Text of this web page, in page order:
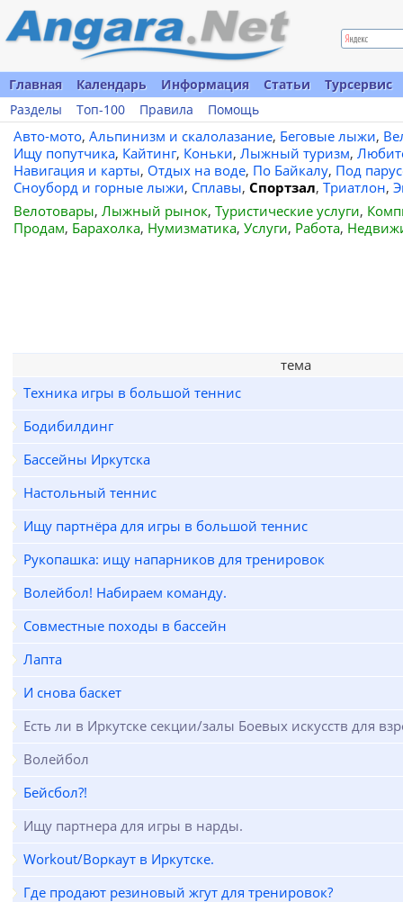
Главная Календарь Информация Статьи
Турсервис
Разделы
Топ-100 Правила Помощь
Авто-мото, Альпинизм и скалолазание, Беговые лыжи,
Ищу попутчика, Кайтинг, Коньки, Лыжный туризм,
Навигация и карты, Отдых на воде, По Байкалу, Под
Сноуборд и горные лыжи, Сплавы, Спортзал, Триатлон,
Велотовары, Лыжный рынок, Туристические услуги,
Продам, Барахолка, Нумизматика, Услуги, Работа,
тема
Техника игры в большой теннис
Бодибилдинг
Бассейны Иркутска
Настольный теннис
Ищу партнёра для игры в большой теннис
Рукопашка: ищу напарников для тренировок
Волейбол! Набираем команду.
Совместные походы в бассейн
Лапта
И снова баскет
Есть ли в Иркутске секции/залы Боевых искусств для
Волейбол
Бейсбол?!
Ищу партнера для игры в нарды.
Workout/Воркаут в Иркутске.
Где продают резиновый жгут для тренировок?